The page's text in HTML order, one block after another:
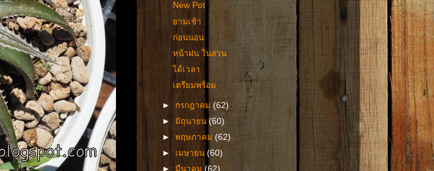
New Pot
ยามเช้า
ก่อนนอน
หน้าฝน ในสวน
ได้เวลา
เตรียมพร้อม
► กรกฎาคม(62)
►มิถุนายน (60)
►พฤษภาคม(62)
► เมษายน(60)
►มีนาคม(62)